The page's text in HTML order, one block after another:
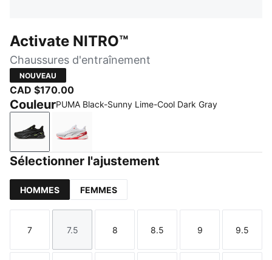
Activate NITRO™
Chaussures d'entraînement
NOUVEAU
CAD $170.00
CouleurPUMA Black-Sunny Lime-Cool Dark Gray
PUMA Black-Sunny Lime-Cool Dark Gray
PUMA White-Ultra Red-Inky Depths
Sélectionner l'ajustement
HOMMES FEMMES
Taille
7
Taille
7.5
Taille
8
Taille
8.5
Taille
9
Taille
9.5